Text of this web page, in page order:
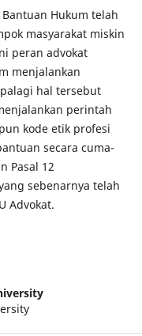
Hukum telah
masyarakat miskin
peran advokat
menjalankan
hal tersebut
perintah
kode etik profesi
secara cuma-
Pasal 12
sebenarnya telah
Advokat.